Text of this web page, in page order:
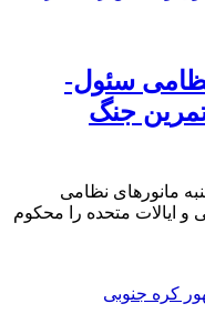
سئول-
جنگ
مانورهای نظامی
و ایالات متحده را محکوم